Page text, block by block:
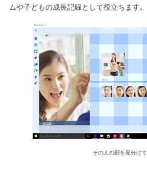
ムや子どもの成長記録として役立ちます｡
その人の顔を見分けて